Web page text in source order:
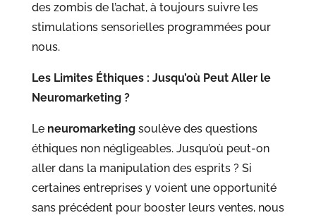
des zombis de l’achat, à toujours suivre les
stimulations sensorielles programmées pour
nous.
Les Limites Éthiques : Jusqu’où Peut Aller le
Neuromarketing ?
Le neuromarketingsoulève des questions
éthiques non négligeables. Jusqu’où peut-on
aller dans la manipulation des esprits ? Si
certaines entreprises y voient une opportunité
sans précédent pour booster leurs ventes, nous